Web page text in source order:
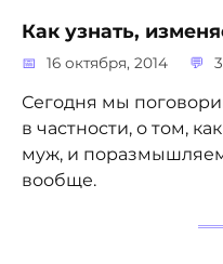
Как узнать,
16 октября, 2014 3
Сегодня мы
в частности, о том,
муж, и
вообще.